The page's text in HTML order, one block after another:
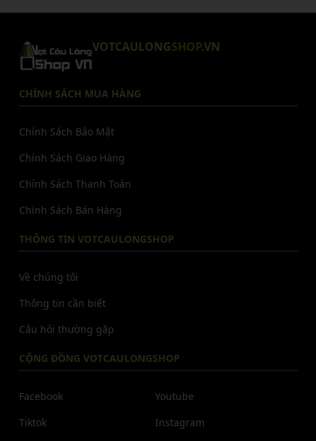
VOTCAULONGSHOP.VN
CHÍNH SÁCH MUA HÀNG
Chính Sách Bảo Mật
Chính Sách Giao Hàng
Chính Sách Thanh Toán
Chính Sách Bán Hàng
THÔNG TIN VOTCAULONGSHOP
Về chúng tôi
Thông tin cần biết
Câu hỏi thường gặp
CỘNG ĐỒNG VOTCAULONGSHOP
Facebook
Tiktok
Youtube
Instagram